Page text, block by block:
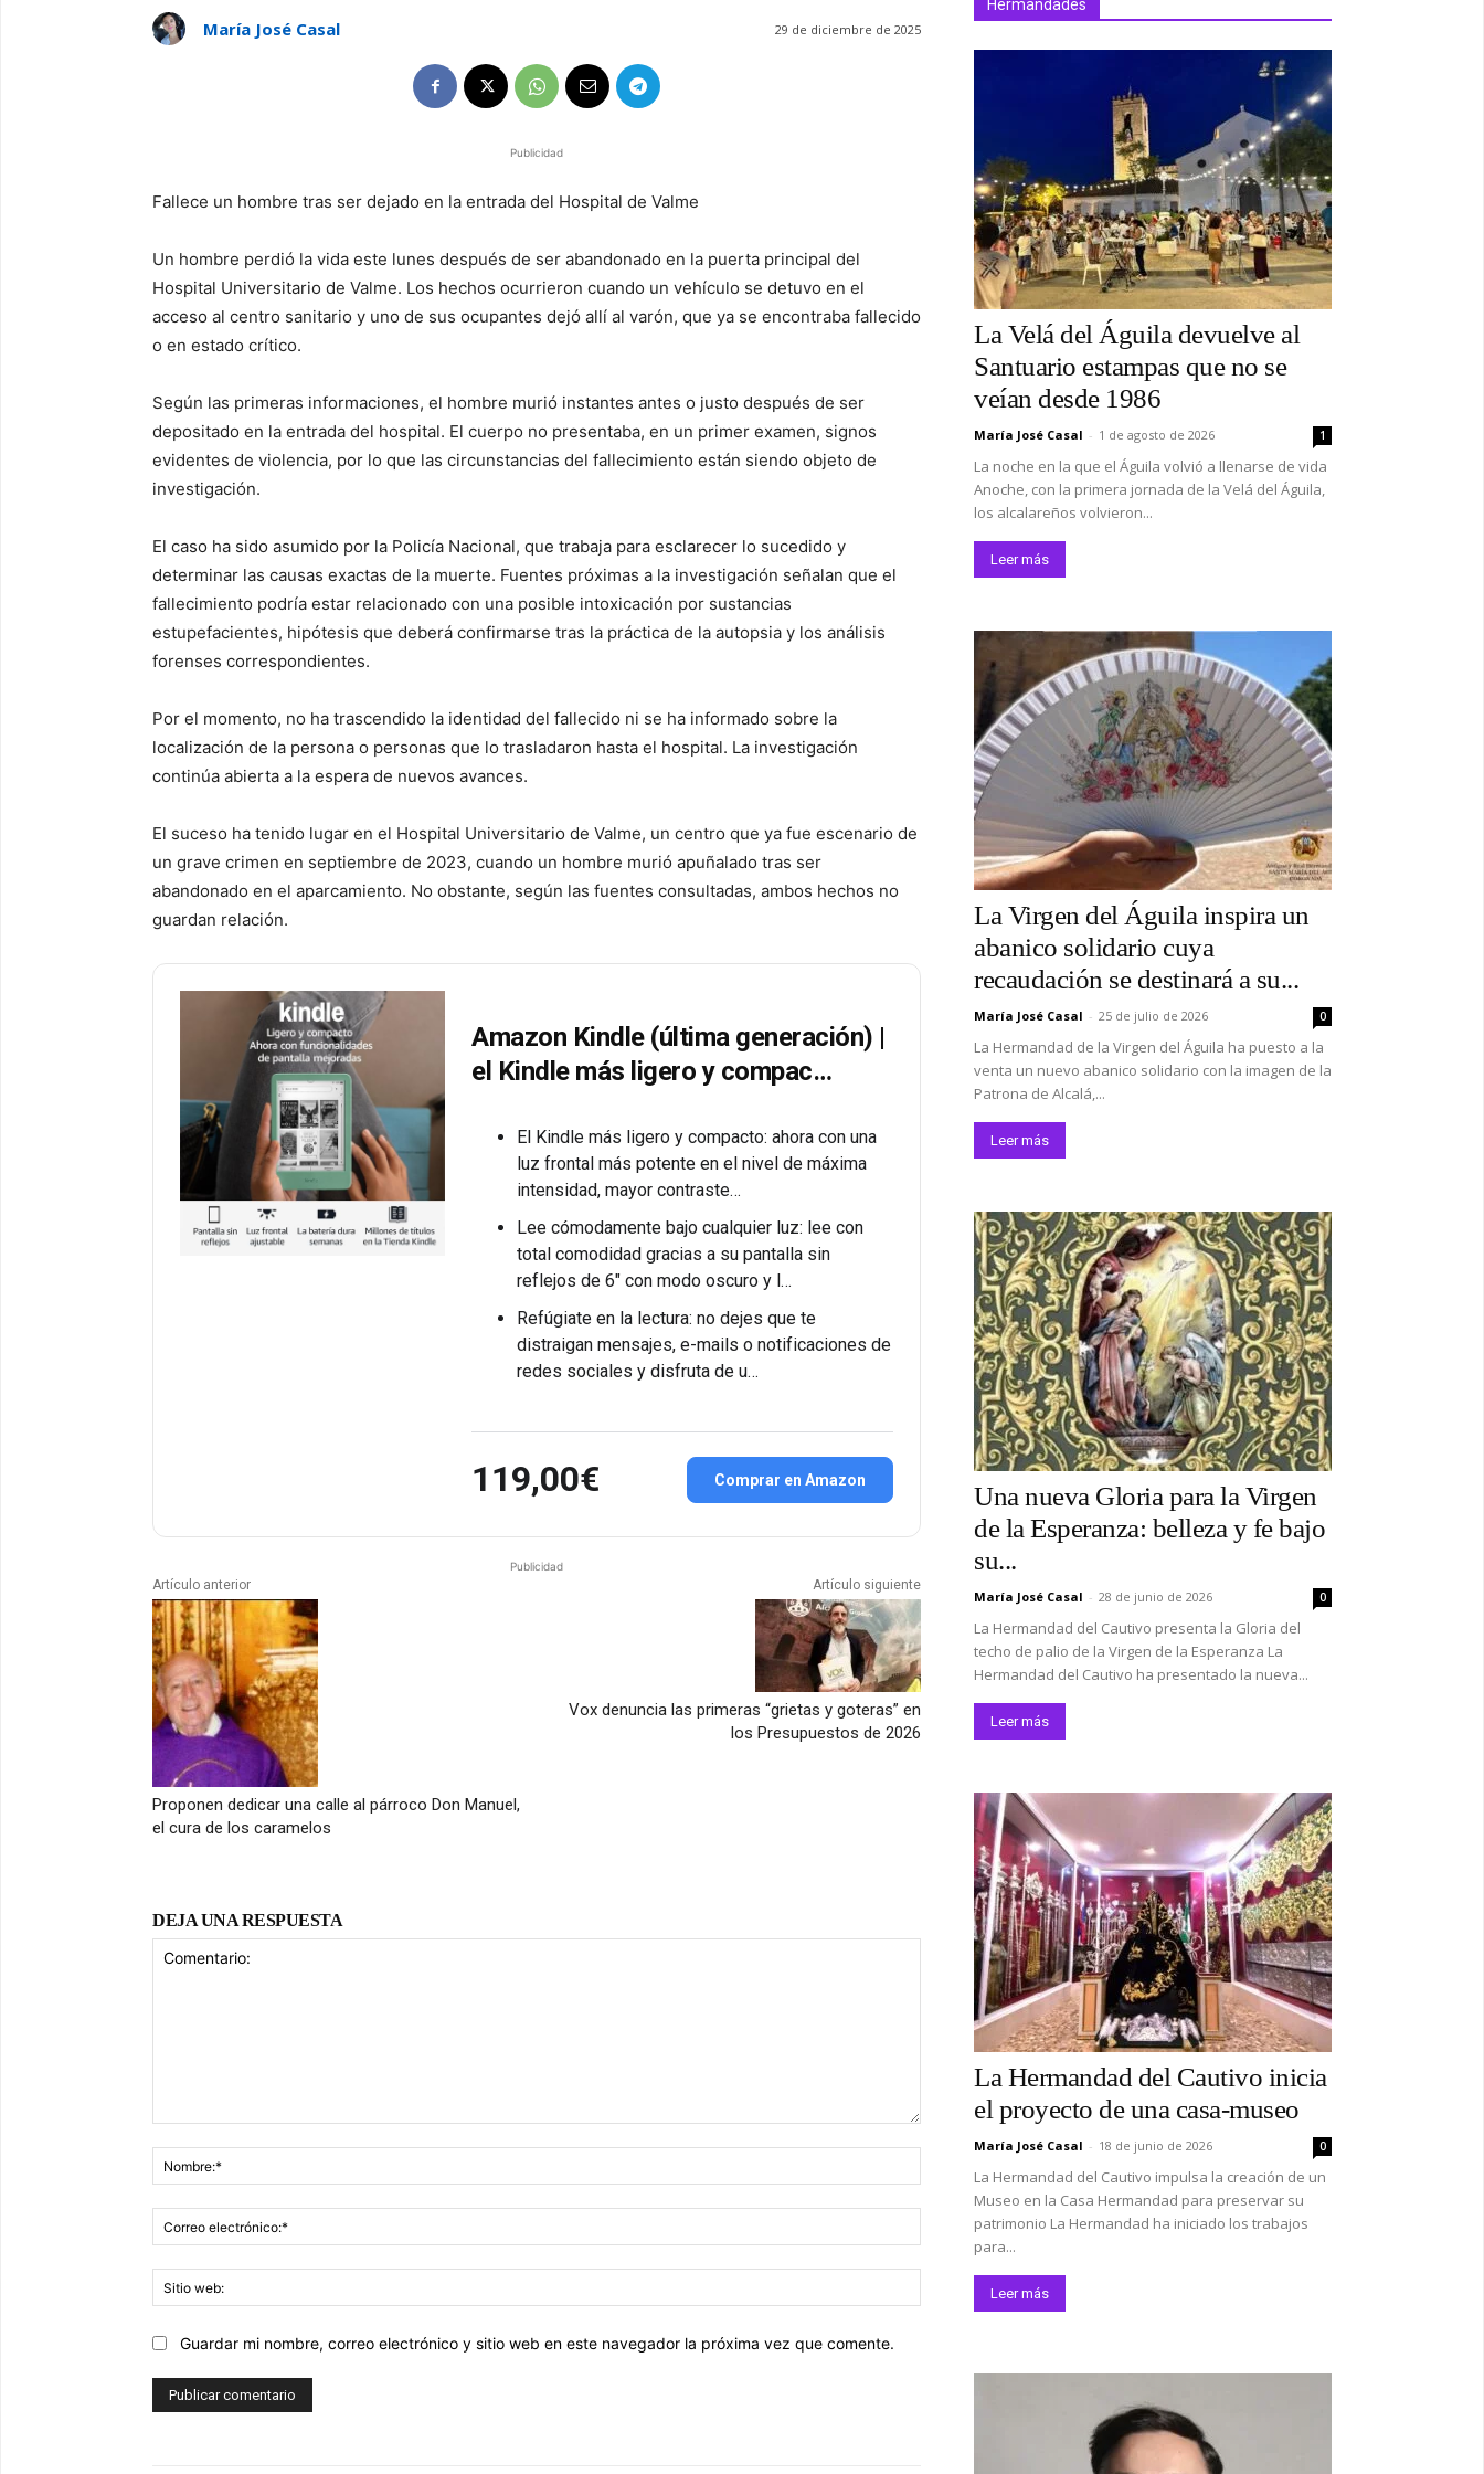
29 de diciembre de 2025
María José Casal
Publicidad
Fallece un hombre tras ser dejado en la entrada del Hospital de Valme
Un hombre perdió la vida este lunes después de ser abandonado en la puerta principal del
Hospital Universitario de Valme. Los hechos ocurrieron cuando un vehículo se detuvo en el
acceso al centro sanitario y uno de sus ocupantes dejó allí al varón, que ya se encontraba fallecido
o en estado crítico.
Según las primeras informaciones, el hombre murió instantes antes o justo después de ser
depositado en la entrada del hospital. El cuerpo no presentaba, en un primer examen, signos
evidentes de violencia, por lo que las circunstancias del fallecimiento están siendo objeto de
investigación.
El caso ha sido asumido por la Policía Nacional, que trabaja para esclarecer lo sucedido y
determinar las causas exactas de la muerte. Fuentes próximas a la investigación señalan que el
fallecimiento podría estar relacionado con una posible intoxicación por sustancias
estupefacientes, hipótesis que deberá confirmarse tras la práctica de la autopsia y los análisis
forenses correspondientes.
Por el momento, no ha trascendido la identidad del fallecido ni se ha informado sobre la
localización de la persona o personas que lo trasladaron hasta el hospital. La investigación
continúa abierta a la espera de nuevos avances.
El suceso ha tenido lugar en el Hospital Universitario de Valme, un centro que ya fue escenario de
un grave crimen en septiembre de 2023, cuando un hombre murió apuñalado tras ser
abandonado en el aparcamiento. No obstante, según las fuentes consultadas, ambos hechos no
guardan relación.
Amazon Kindle (última generación) |
el Kindle más ligero y compac…
El Kindle más ligero y compacto: ahora con una
luz frontal más potente en el nivel de máxima
intensidad, mayor contraste…
Lee cómodamente bajo cualquier luz: lee con
total comodidad gracias a su pantalla sin
reflejos de 6″ con modo oscuro y l…
Refúgiate en la lectura: no dejes que te
distraigan mensajes, e-mails o notificaciones de
redes sociales y disfruta de u…
119,00€ Comprar en Amazon
Publicidad
Artículo anterior
Proponen dedicar una calle al párroco Don Manuel,
el cura de los caramelos
Artículo siguiente
Vox denuncia las primeras “grietas y goteras” en
los Presupuestos de 2026
DEJA UNA RESPUESTA
electrónico:*
web:
Guardar mi nombre, correo electrónico y sitio web en este navegador la próxima vez que comente.
Hermandades
La Velá del Águila devuelve al
Santuario estampas que no se
veían desde 1986
María José Casal - 1 de agosto de 2026 1
La noche en la que el Águila volvió a llenarse de vida
Anoche, con la primera jornada de la Velá del Águila,
los alcalareños volvieron...
Leer más
La Virgen del Águila inspira un
abanico solidario cuya
recaudación se destinará a su...
María José Casal - 25 de julio de 2026 0
La Hermandad de la Virgen del Águila ha puesto a la
venta un nuevo abanico solidario con la imagen de la
Patrona de Alcalá,...
Leer más
Una nueva Gloria para la Virgen
de la Esperanza: belleza y fe bajo
su...
María José Casal - 28 de junio de 2026 0
La Hermandad del Cautivo presenta la Gloria del
techo de palio de la Virgen de la Esperanza La
Hermandad del Cautivo ha presentado la nueva...
Leer más
La Hermandad del Cautivo inicia
el proyecto de una casa-museo
María José Casal - 18 de junio de 2026 0
La Hermandad del Cautivo impulsa la creación de un
Museo en la Casa Hermandad para preservar su
patrimonio La Hermandad ha iniciado los trabajos
para...
Leer más